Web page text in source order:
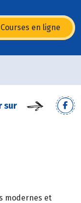
Courses en ligne
sur
modernes et